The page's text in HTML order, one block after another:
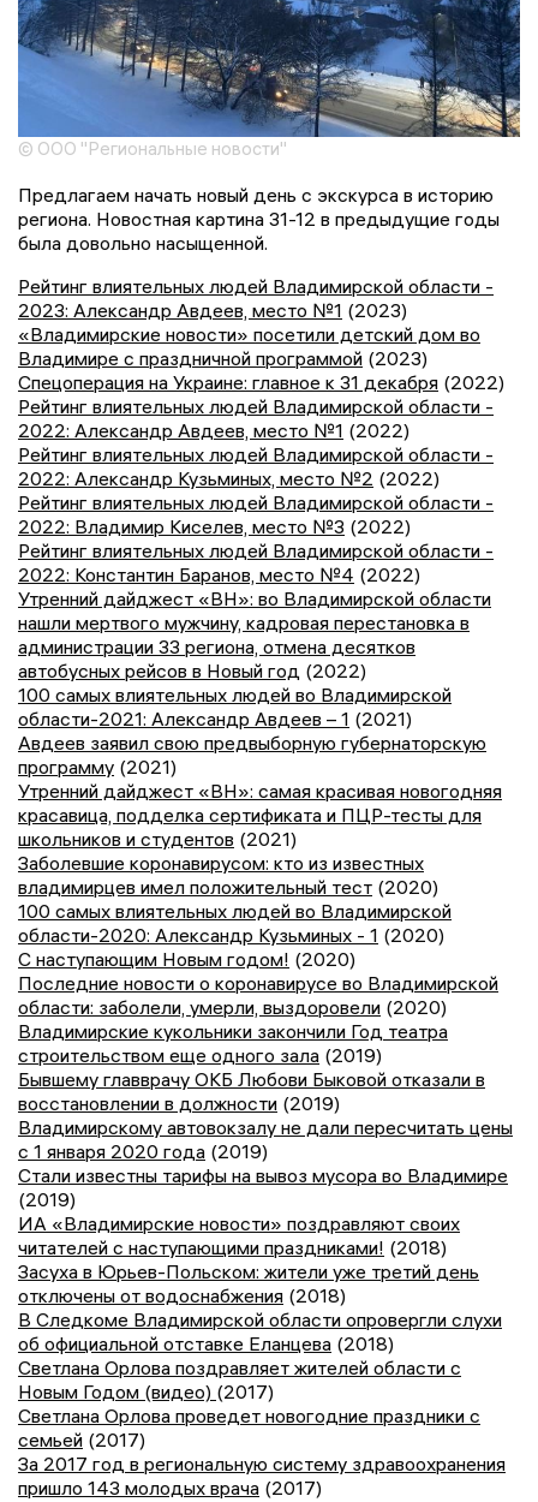
© ООО "Региональные новости"
Предлагаем начать новый день с экскурса в историю
региона. Новостная картина 31-12 в предыдущие годы
была довольно насыщенной.
Рейтинг влиятельных людей Владимирской области -
2023: Александр Авдеев, место №1 (2023)
«Владимирские новости» посетили детский дом во
Владимире с праздничной программой (2023)
Спецоперация на Украине: главное к 31 декабря (2022)
Рейтинг влиятельных людей Владимирской области -
2022: Александр Авдеев, место №1 (2022)
Рейтинг влиятельных людей Владимирской области -
2022: Александр Кузьминых, место №2 (2022)
Рейтинг влиятельных людей Владимирской области -
2022: Владимир Киселев, место №3 (2022)
Рейтинг влиятельных людей Владимирской области -
2022: Константин Баранов, место №4 (2022)
Утренний дайджест «ВН»: во Владимирской области
нашли мертвого мужчину, кадровая перестановка в
администрации 33 региона, отмена десятков
автобусных рейсов в Новый год (2022)
100 самых влиятельных людей во Владимирской
области-2021: Александр Авдеев – 1 (2021)
Авдеев заявил свою предвыборную губернаторскую
программу (2021)
Утренний дайджест «ВН»: самая красивая новогодняя
красавица, подделка сертификата и ПЦР-тесты для
школьников и студентов (2021)
Заболевшие коронавирусом: кто из известных
владимирцев имел положительный тест (2020)
100 самых влиятельных людей во Владимирской
области-2020: Александр Кузьминых - 1 (2020)
С наступающим Новым годом! (2020)
Последние новости о коронавирусе во Владимирской
области: заболели, умерли, выздоровели (2020)
Владимирские кукольники закончили Год театра
строительством еще одного зала (2019)
Бывшему главврачу ОКБ Любови Быковой отказали в
восстановлении в должности (2019)
Владимирскому автовокзалу не дали пересчитать цены
с 1 января 2020 года (2019)
Стали известны тарифы на вывоз мусора во Владимире
(2019)
ИА «Владимирские новости» поздравляют своих
читателей с наступающими праздниками! (2018)
Засуха в Юрьев-Польском: жители уже третий день
отключены от водоснабжения (2018)
В Следкоме Владимирской области опровергли слухи
об официальной отставке Еланцева (2018)
Светлана Орлова поздравляет жителей области с
Новым Годом (видео) (2017)
Светлана Орлова проведет новогодние праздники с
семьей (2017)
За 2017 год в региональную систему здравоохранения
пришло 143 молодых врача (2017)